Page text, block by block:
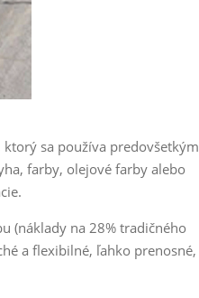
sa používa predovšetkým
farby, olejové farby alebo
(náklady na 28% tradičného
a flexibilné, ľahko prenosné,